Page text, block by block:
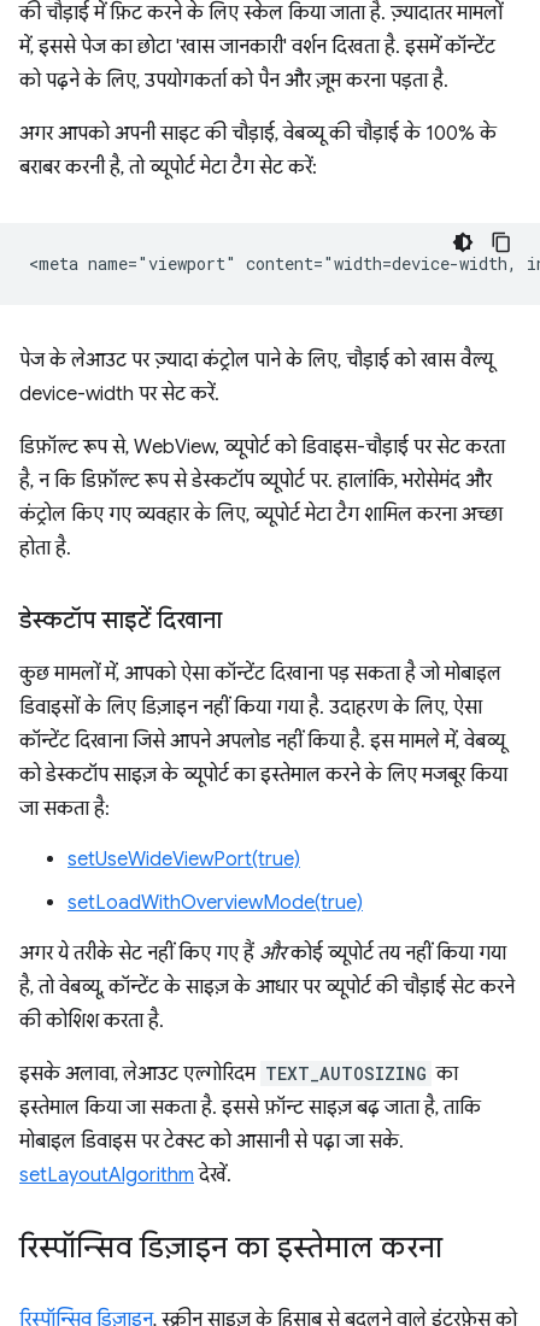
की चौड़ाई में फ़िट करने के लिए स्केल किया जाता है. ज़्यादातर मामलों
में, इससे पेज का छोटा 'खास जानकारी' वर्शन दिखता है. इसमें कॉन्टेंट
को पढ़ने के लिए, उपयोगकर्ता को पैन और ज़ूम करना पड़ता है.
अगर आपको अपनी साइट की चौड़ाई, वेबव्यू की चौड़ाई के 100% के
बराबर करनी है, तो व्यूपोर्ट मेटा टैग सेट करें:
पेज के लेआउट पर ज़्यादा कंट्रोल पाने के लिए, चौड़ाई को खास वैल्यू
device-width पर सेट करें.
डिफ़ॉल्ट रूप से, WebView, व्यूपोर्ट को डिवाइस-चौड़ाई पर सेट करता
है, न कि डिफ़ॉल्ट रूप से डेस्कटॉप व्यूपोर्ट पर. हालांकि, भरोसेमंद और
कंट्रोल किए गए व्यवहार के लिए, व्यूपोर्ट मेटा टैग शामिल करना अच्छा
होता है.
डेस्कटॉप साइटें दिखाना
कुछ मामलों में, आपको ऐसा कॉन्टेंट दिखाना पड़ सकता है जो मोबाइल
डिवाइसों के लिए डिज़ाइन नहीं किया गया है. उदाहरण के लिए, ऐसा
कॉन्टेंट दिखाना जिसे आपने अपलोड नहीं किया है. इस मामले में, वेबव्यू
को डेस्कटॉप साइज़ के व्यूपोर्ट का इस्तेमाल करने के लिए मजबूर किया
जा सकता है:
setUseWideViewPort(true)
setLoadWithOverviewMode(true)
अगर ये तरीके सेट नहीं किए गए हैं औरकोई व्यूपोर्ट तय नहीं किया गया
है, तो वेबव्यू, कॉन्टेंट के साइज़ के आधार पर व्यूपोर्ट की चौड़ाई सेट करने
की कोशिश करता है.
इसके अलावा, लेआउट एल्गोरिदम TEXT_AUTOSIZING का
इस्तेमाल किया जा सकता है. इससे फ़ॉन्ट साइज़ बढ़ जाता है, ताकि
मोबाइल डिवाइस पर टेक्स्ट को आसानी से पढ़ा जा सके.
setLayoutAlgorithm देखें.
रिस्पॉन्सिव डिज़ाइन का इस्तेमाल करना
रिस्पॉन्सिव डिज़ाइन, स्क्रीन साइज़ के हिसाब से बदलने वाले इंटरफ़ेस को